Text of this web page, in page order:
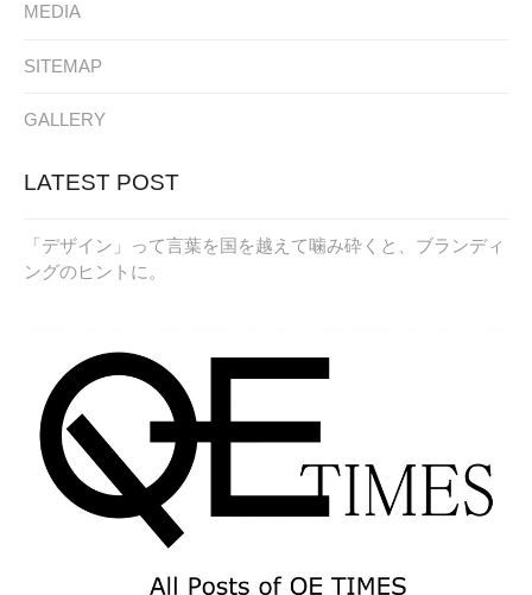
MEDIA
SITEMAP
GALLERY
LATEST POST
「デザイン」って言葉を国を越えて噛み砕くと、ブランディ
ングのヒントに。